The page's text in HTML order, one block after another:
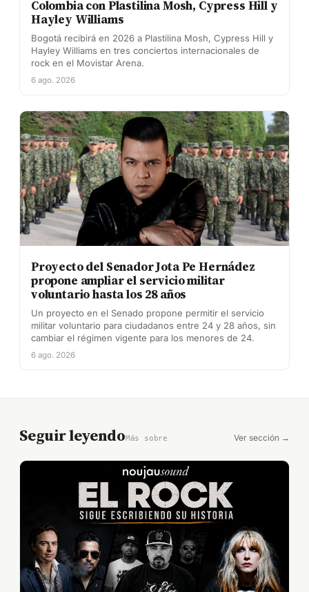
Colombia con Plastilina Mosh, Cypress Hill y
Hayley Williams
Bogotá recibirá en 2026 a Plastilina Mosh, Cypress Hill y
Hayley Williams en tres conciertos internacionales de
rock en el Movistar Arena.
6 ago. 2026
Proyecto del Senador Jota Pe Hernádez
propone ampliar el servicio militar
voluntario hasta los 28 años
Un proyecto en el Senado propone permitir el servicio
militar voluntario para ciudadanos entre 24 y 28 años, sin
cambiar el régimen vigente para los menores de 24.
6 ago. 2026
Seguir leyendoMás sobre Ver sección →